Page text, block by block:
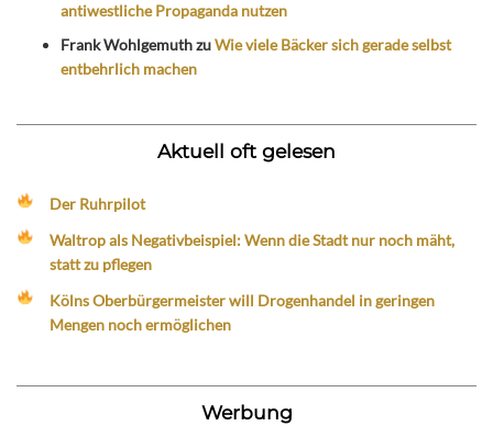
antiwestliche Propaganda nutzen
Frank WohlgemuthzuWie viele Bäcker sich gerade selbst
entbehrlich machen
Aktuell oft gelesen
Der Ruhrpilot
Waltrop als Negativbeispiel: Wenn die Stadt nur noch mäht,
statt zu pflegen
Kölns Oberbürgermeister will Drogenhandel in geringen
Mengen noch ermöglichen
Werbung